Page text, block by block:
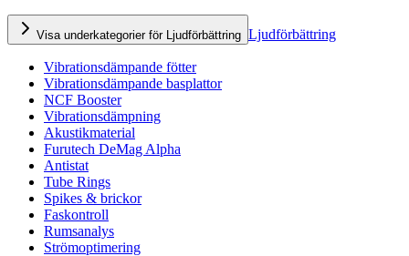
Visa underkategorier för Ljudförbättring Ljudförbättring
Vibrationsdämpande fötter
Vibrationsdämpande basplattor
NCF Booster
Vibrationsdämpning
Akustikmaterial
Furutech DeMag Alpha
Antistat
Tube Rings
Spikes & brickor
Faskontroll
Rumsanalys
Strömoptimering